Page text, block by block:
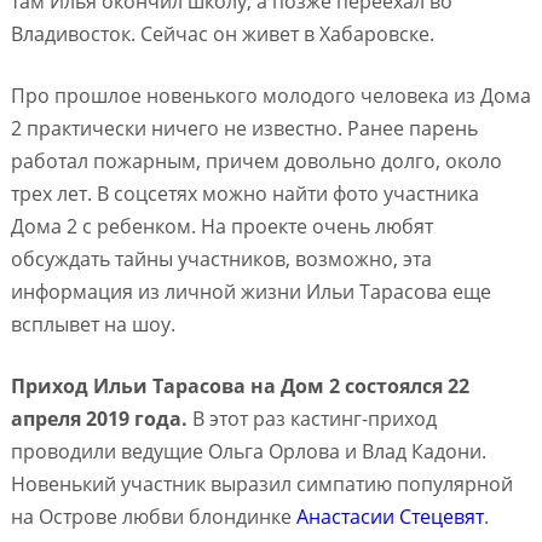
Владивосток. Сейчас он живет в Хабаровске.
Про прошлое новенького молодого человека из Дома
2 практически ничего не известно. Ранее парень
работал пожарным, причем довольно долго, около
трех лет. В соцсетях можно найти фото участника
Дома 2 с ребенком. На проекте очень любят
обсуждать тайны участников, возможно, эта
информация из личной жизни Ильи Тарасова еще
всплывет на шоу.
Приход Ильи Тарасова на Дом 2 состоялся 22
апреля 2019 года. В этот раз кастинг-приход
проводили ведущие Ольга Орлова и Влад Кадони.
Новенький участник выразил симпатию популярной
на Острове любви блондинкеАнастасии Стецевят.